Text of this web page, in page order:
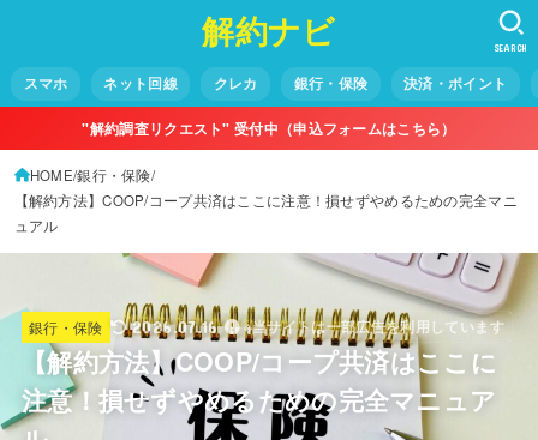
解約ナビ
スマホ ネット回線 クレカ 銀行・保険 決済・ポイント
SEARCH
"解約調査リクエスト" 受付中（申込フォームはこちら）
HOME 銀行・保険
【解約方法】COOP/コープ共済はここに注意！損せずやめるための完全マニ
ュアル
銀行・保険 2026.07.16 ※当サイトは一部広告を利用しています
【解約方法】COOP/コープ共済はここに
注意！損せずやめるための完全マニュア